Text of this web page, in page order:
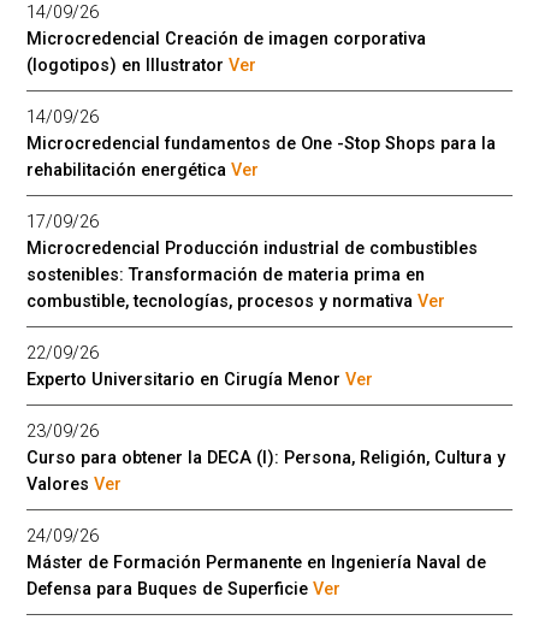
14/09/26
Microcredencial Creación de imagen corporativa
(logotipos) en IllustratorVer
14/09/26
Microcredencial fundamentos de One -Stop Shops para la
rehabilitación energéticaVer
17/09/26
Microcredencial Producción industrial de combustibles
sostenibles: Transformación de materia prima en
combustible, tecnologías, procesos y normativaVer
22/09/26
Experto Universitario en Cirugía MenorVer
23/09/26
Curso para obtener la DECA (I): Persona, Religión, Cultura y
ValoresVer
24/09/26
Máster de Formación Permanente en Ingeniería Naval de
Defensa para Buques de SuperficieVer